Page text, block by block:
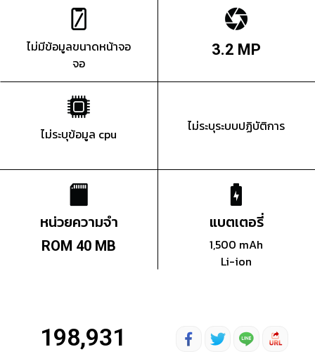
ไม่มีข้อมูลขนาดหน้าจอ
จอ
3.2 MP
ไม่ระบุข้อมูล cpu ไม่ระบุระบบปฏิบัติการ
หน่วยความจำ
ROM 40 MB
แบตเตอรี่
1,500 mAh
Li-ion
198,931